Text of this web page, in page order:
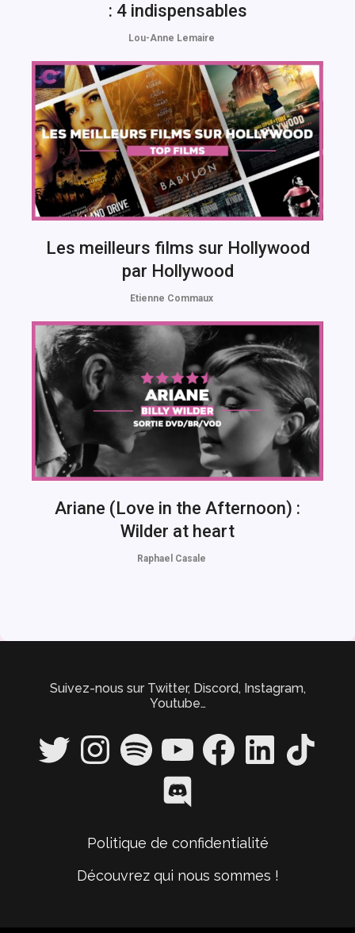
: 4 indispensables
Lou-Anne Lemaire
Les meilleurs films sur Hollywood
par Hollywood
Etienne Commaux
Ariane (Love in the Afternoon) :
Wilder at heart
Raphael Casale
Suivez-nous sur Twitter, Discord, Instagram,
Youtube…
Twitter InstagramSpotify YouTube FacebookLinkedIn TikTok
Discord
Politique de confidentialité
Découvrez qui nous sommes !